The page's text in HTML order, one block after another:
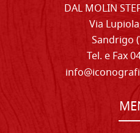
DAL MOLIN
Via
Sandrigo
Tel. e Fax